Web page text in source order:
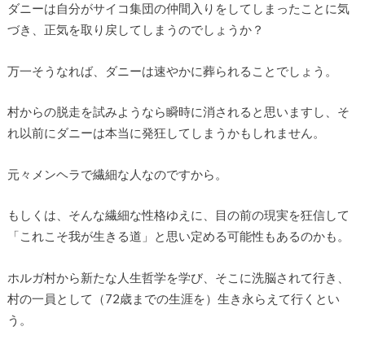
ダニーは自分がサイコ集団の仲間入りをしてしまったことに気
づき、正気を取り戻してしまうのでしょうか？
万一そうなれば、ダニーは速やかに葬られることでしょう。
村からの脱走を試みようなら瞬時に消されると思いますし、そ
れ以前にダニーは本当に発狂してしまうかもしれません。
元々メンヘラで繊細な人なのですから。
もしくは、そんな繊細な性格ゆえに、目の前の現実を狂信して
「これこそ我が生きる道」と思い定める可能性もあるのかも。
ホルガ村から新たな人生哲学を学び、そこに洗脳されて行き、
村の一員として（72歳までの生涯を）生き永らえて行くとい
う。